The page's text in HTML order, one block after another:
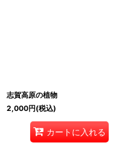
志賀高原の植物
2,000円(税込)
カートに入れる